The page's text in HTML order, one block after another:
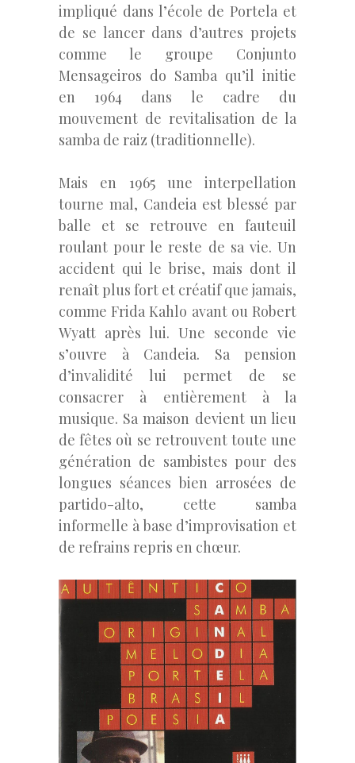
impliqué dans l’école de Portela et
de se lancer dans d’autres projets
comme le groupe Conjunto
Mensageiros do Samba qu’il initie
en 1964 dans le cadre du
mouvement de revitalisation de la
samba de raiz (traditionnelle).
Mais en 1965 une interpellation
tourne mal, Candeia est blessé par
balle et se retrouve en fauteuil
roulant pour le reste de sa vie. Un
accident qui le brise, mais dont il
renaît plus fort et créatif que jamais,
comme Frida Kahlo avant ou Robert
Wyatt après lui. Une seconde vie
s’ouvre à Candeia. Sa pension
d’invalidité lui permet de se
consacrer à entièrement à la
musique. Sa maison devient un lieu
de fêtes où se retrouvent toute une
génération de sambistes pour des
longues séances bien arrosées de
partido-alto, cette samba
informelle à base d’improvisation et
de refrains repris en chœur.